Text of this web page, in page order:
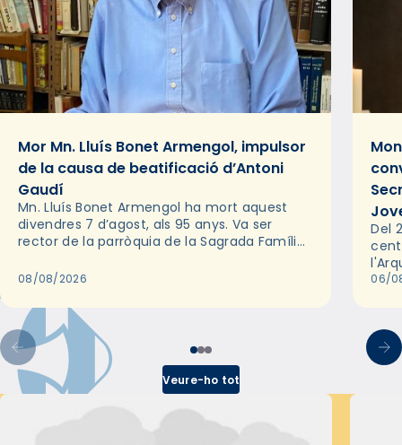
Mor Mn. Lluís Bonet Armengol, impulsor
de la causa de beatificació d’Antoni
Gaudí
Mn. Lluís Bonet Armengol ha mort aquest
divendres 7 d’agost, als 95 anys. Va ser
rector de la parròquia de la Sagrada Família
2018,…
08/08/2026
Del
les
06/
Veure-ho tot